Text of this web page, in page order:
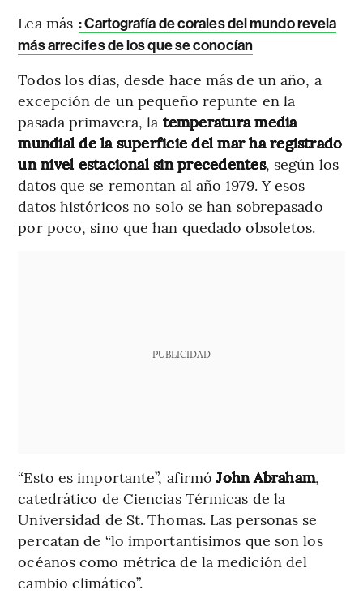
Lea más : Cartografía de corales del mundo revela
más arrecifes de los que se conocían
Todos los días, desde hace más de un año, a
excepción de un pequeño repunte en la
pasada primavera, la temperatura media
mundial de la superficie del mar ha registrado
un nivel estacional sin precedentes, según los
datos que se remontan al año 1979. Y esos
datos históricos no solo se han sobrepasado
por poco, sino que han quedado obsoletos.
PUBLICIDAD
“Esto es importante”, afirmóJohn Abraham,
catedrático de Ciencias Térmicas de la
Universidad de St. Thomas. Las personas se
percatan de “lo importantísimos que son los
océanos como métrica de la medición del
cambio climático”.